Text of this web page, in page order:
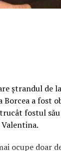
ştrandul de
Borcea a fost
fostul său
ocupe doar